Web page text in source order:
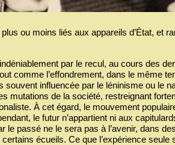
ou moins liés aux appareils d’État, et
par le recul, au cours des
comme l’effondrement, dans le même
souvent influencée par le léninisme ou le
mutations de la société, restreignant
À cet égard, le mouvement
le futur n’appartient ni aux
le passé ne le sera pas à l’avenir, dans
écueils. Ce que l’expérience seule